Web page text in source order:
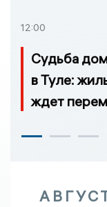
12:00
Судьба
в Туле:
ждет